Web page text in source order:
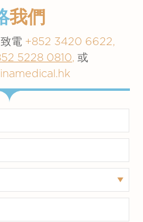
期尚為未知。 據推測，
泌物中，就會發生傳
65 歲及以上的成年人
些健康狀況或其他風險
險因素包括:
菌病；
癌症和器官移植有關的
功能缺乏等；
臟，肺部，肝或腎病，
漏；
致抽搐（熱性痙攣）
苗一同注射嗎？
與流感疫苗一同接種，但
冠狀病毒病疫苗同時
疫苗同時接種的數據有
復必泰或克爾來福）與
14天。
我們
電 +852 3420 6622,
5228 0810, 或